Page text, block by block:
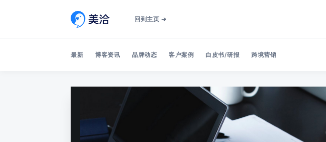
回到主页 ➔
最新 博客资讯 品牌动态 客户案例 白皮书/研报 跨境营销